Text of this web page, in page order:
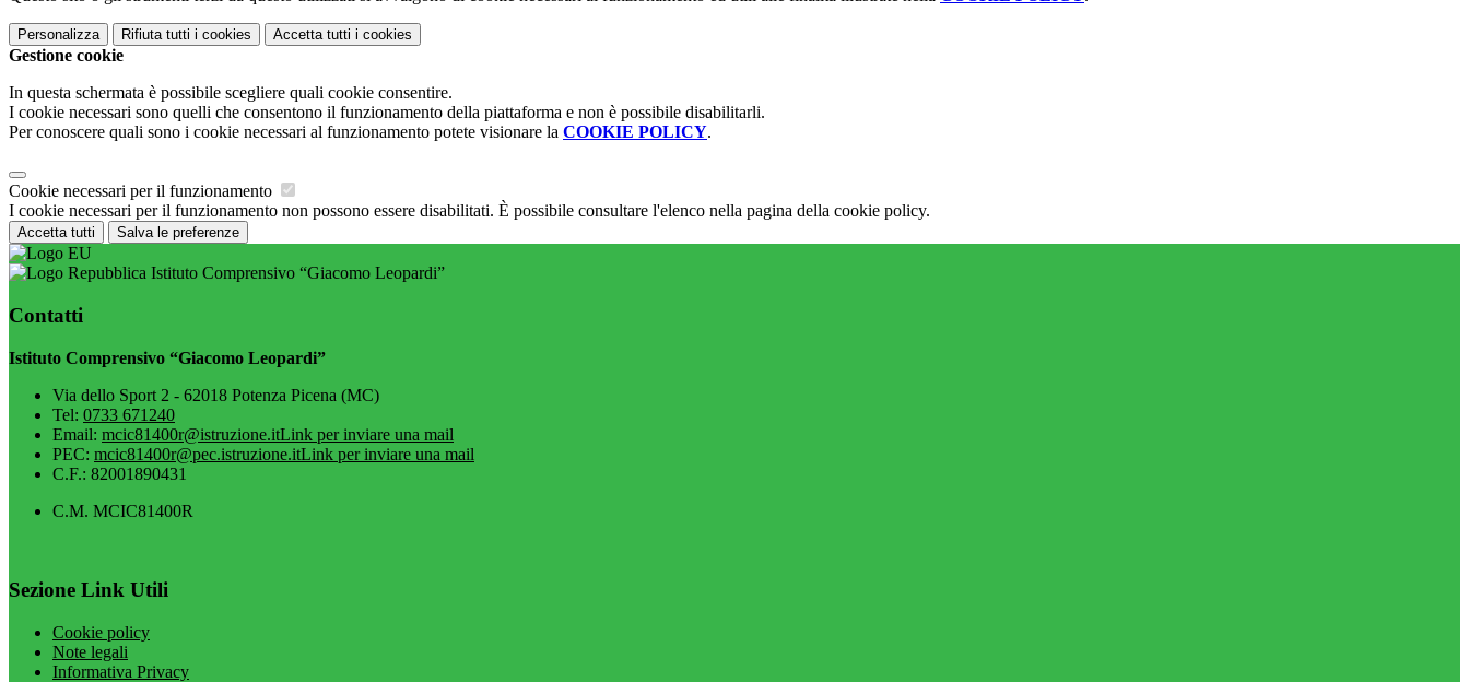
Personalizza Rifiuta tutti i cookies Accetta tutti i cookies
Gestione cookie
In questa schermata è possibile scegliere quali cookie consentire.
I cookie necessari sono quelli che consentono il funzionamento della piattaforma e non è possibile disabilitarli.
Per conoscere quali sono i cookie necessari al funzionamento potete visionare la COOKIE POLICY.
Cookie necessari per il funzionamento
I cookie necessari per il funzionamento non possono essere disabilitati. È possibile consultare l'elenco nella pagina della cookie policy.
Accetta tutti Salva le preferenze
Istituto Comprensivo “Giacomo Leopardi”
Contatti
Istituto Comprensivo “Giacomo Leopardi”
Via dello Sport 2 - 62018 Potenza Picena (MC)
Tel: 0733 671240
Email: mcic81400r@istruzione.itLink per inviare una mail
PEC: mcic81400r@pec.istruzione.itLink per inviare una mail
C.F.: 82001890431
C.M. MCIC81400R
Sezione Link Utili
Cookie policy
Note legali
Informativa Privacy